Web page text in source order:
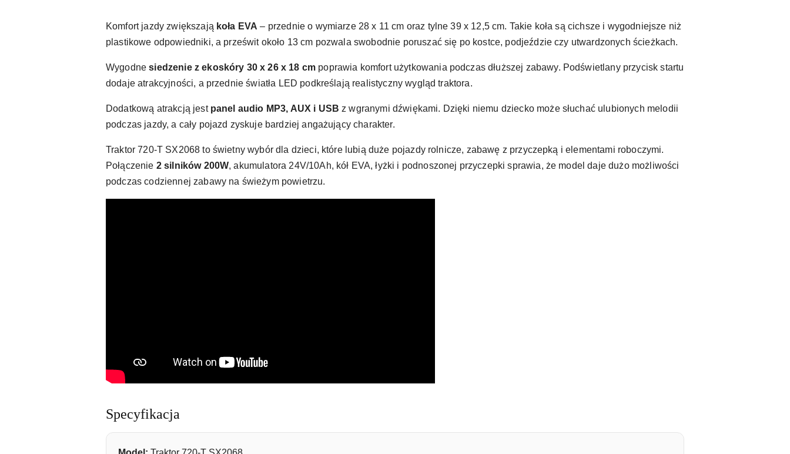
Komfort jazdy zwiększają koła EVA – przednie o wymiarze 28 x 11 cm oraz tylne 39 x 12,5 cm. Takie koła są cichsze i wygodniejsze niż
plastikowe odpowiedniki, a prześwit około 13 cm pozwala swobodnie poruszać się po kostce, podjeździe czy utwardzonych ścieżkach.
Wygodnesiedzenie z ekoskóry 30 x 26 x 18 cm poprawia komfort użytkowania podczas dłuższej zabawy. Podświetlany przycisk startu
dodaje atrakcyjności, a przednie światła LED podkreślają realistyczny wygląd traktora.
Dodatkową atrakcją jest panel audio MP3, AUX i USB z wgranymi dźwiękami. Dzięki niemu dziecko może słuchać ulubionych melodii
podczas jazdy, a cały pojazd zyskuje bardziej angażujący charakter.
Traktor 720-T SX2068 to świetny wybór dla dzieci, które lubią duże pojazdy rolnicze, zabawę z przyczepką i elementami roboczymi.
Połączenie 2 silników 200W, akumulatora 24V/10Ah, kół EVA, łyżki i podnoszonej przyczepki sprawia, że model daje dużo możliwości
podczas codziennej zabawy na świeżym powietrzu.
Specyfikacja